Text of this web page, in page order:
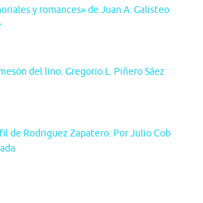
y romances» de Juan A. Galisteo
del lino. Gregorio L. Piñero Sáez
de Rodriguez Zapatero. Por Julio Cob